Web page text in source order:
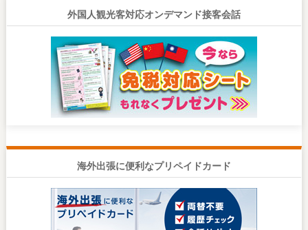
外国人観光客対応オンデマンド接客会話
海外出張に便利なプリペイドカード